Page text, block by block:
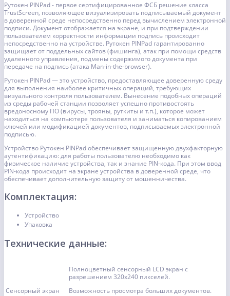
Рутокен PINPad - первое сертифицированное ФСБ решение класса
TrustScreen, позволяющее визуализировать подписываемый документ
в доверенной среде непосредственно перед вычислением электронной
подписи. Документ отображается на экране, и при подтверждении
пользователем корректности информации подпись происходит
непосредственно на устройстве. Рутокен PINPad гарантированно
защищает от поддельных сайтов (фишинга), атак при помощи средств
удаленного управления, подмены содержимого документа при
передаче на подпись (атака Man-in-the-browser).
Рутокен PINPad — это устройство, предоставляющее доверенную среду
для выполнения наиболее критичных операций, требующих
визуального контроля пользователем. Вынесение подобных операций
из среды рабочей станции позволяет успешно противостоять
вредоносному ПО (вирусы, трояны, руткиты и т.п.), которое может
находиться на компьютере пользователя и заниматься копированием
ключей или модификацией документов, подписываемых электронной
подписью.
Устройство Рутокен PINPad обеспечивает защищенную двухфакторную
аутентификацию: для работы пользователю необходимо как
физическое наличие устройства, так и знание PIN-кода. При этом ввод
PIN-кода происходит на экране устройства в доверенной среде, что
обеспечивает дополнительную защиту от мошенничества.
Комплектация:
Устройство
Упаковка
Технические данные:
Сенсорный экран
Полноцветный сенсорный LCD экран с
разрешением 320x240 пикселей.
Возможность просмотра больших документов.